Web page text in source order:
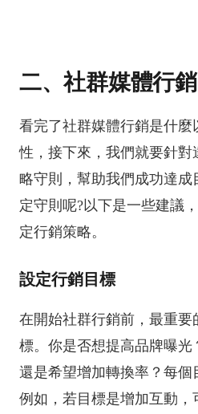
二、社群媒體行
看完了社群媒體行銷是什
性，接下來，我們就要針
略守則，幫助我們成功達成
定守則呢?以下是一些建議
定行銷策略。
設定行銷目標
在開始社群行銷前，最重要
標。你是否想提高品牌曝光
還是希望增加轉換率？每個
例如，若目標是增加互動，